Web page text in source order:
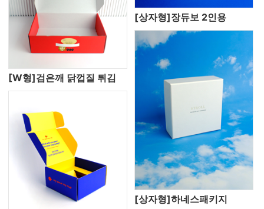
[W형]검은깨 닭껍질 튀김
[상자형]장듀보 2인용
[상자형]하네스패키지